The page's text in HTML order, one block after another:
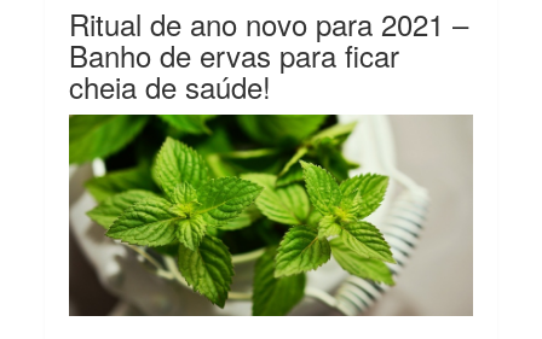
Ritual de ano novo para 2021 –
Banho de ervas para ficar
cheia de saúde!